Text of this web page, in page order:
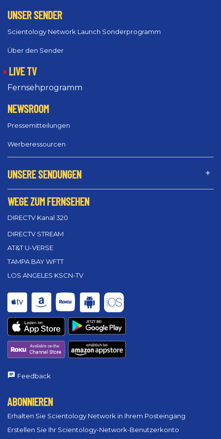
UNSER SENDER
Scientology Network Launch Sonderprogramm
Über den Sender
LIVE TV
Fernsehprogramm
NEWSROOM
Pressemitteilungen
Werberessourcen
UNSERE SENDUNGEN
WEGE ZUM FERNSEHEN
DIRECTV Kanal 320
DIRECTV STREAM
AT&T U-VERSE
TAMPA BAY WFTT
LOS ANGELES KSCN-TV
Feedback
ABONNIEREN
Erhalten Sie Scientology Network in Ihrem Posteingang
Erstellen Sie Ihr Scientology-Network-Benutzerkonto